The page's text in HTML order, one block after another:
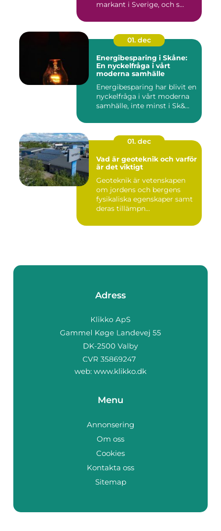
markant i Sverige, och s...
01. dec
Energibesparing i Skåne:
En nyckelfråga i vårt
moderna samhälle
Energibesparing har blivit en
nyckelfråga i vårt moderna
samhälle, inte minst i Sk&...
01. dec
Vad är geoteknik och varför
är det viktigt
Geoteknik är vetenskapen
om jordens och bergens
fysikaliska egenskaper samt
deras tillämpn...
Adress
web: www.klikko.dk
Menu
Annonsering
Om oss
Cookies
Kontakta oss
Sitemap